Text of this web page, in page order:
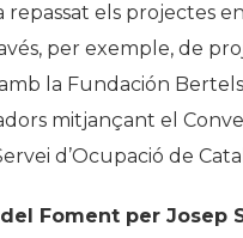
repassat els projectes
per exemple, de
la Fundación
mitjançant el
d’Ocupació de
Foment per Josep